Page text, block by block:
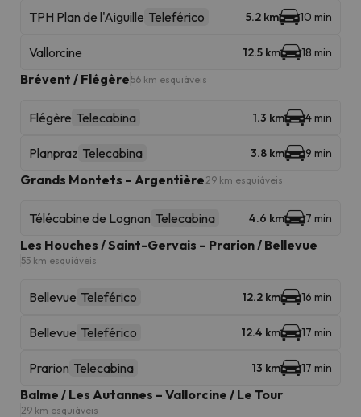
TPH Plan de l'Aiguille Teleférico 5.2 km 10 min
Vallorcine 12.5 km 18 min
Brévent / Flégère 56 km esquiáveis
Flégère Telecabina 1.3 km 4 min
Planpraz Telecabina 3.8 km 9 min
Grands Montets – Argentière 29 km esquiáveis
Télécabine de Lognan Telecabina 4.6 km 7 min
Les Houches / Saint-Gervais – Prarion / Bellevue
55 km esquiáveis
Bellevue Teleférico 12.2 km 16 min
Bellevue Teleférico 12.4 km 17 min
Prarion Telecabina 13 km 17 min
Balme / Les Autannes – Vallorcine / Le Tour
29 km esquiáveis